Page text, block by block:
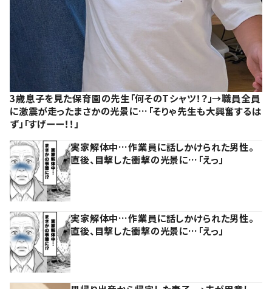
3歳息子を見た保育園の先生「何そのTシャツ！？」→職員全員
に激震が走ったまさかの光景に…「そりゃ先生も大興奮するは
ず」「すげーー！！」
実家解体中…作業員に話しかけられた男性。
直後、目撃した衝撃の光景に…「えっ」
実家解体中…作業員に話しかけられた男性。
直後、目撃した衝撃の光景に…「えっ」